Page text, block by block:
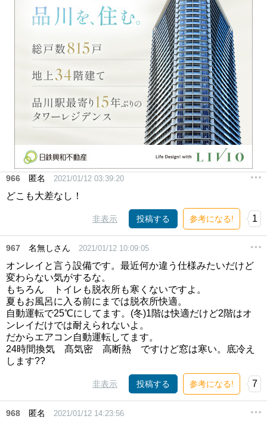
966 匿名 2021/01/12 03:39:20
どこも大差なし！
非表示 投稿する 参考になる! 1
967 名無しさん 2021/01/12 10:09:05
オンレイと言う設備です。最近何か違う仕様みたいだけど
変わらない気がするな。
もちろん トイレも脱衣所も寒くないですよ。
夏もお風呂に入る前にまでは脱衣所快適。
自動運転で25℃にしてます。(冬)1階は快適だけど2階はオ
ンレイだけでは耐えられないよ。
だからエアコン自動運転してます。
24時間換気 髙気密 高断熱 ですけど窓は寒い。底冷え
します??
非表示 投稿する 参考になる! 7
968 匿名 2021/01/12 14:23:56